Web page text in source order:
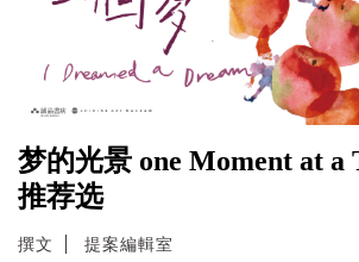
梦的光景 one Moment at
推荐选
撰文 提案編輯室